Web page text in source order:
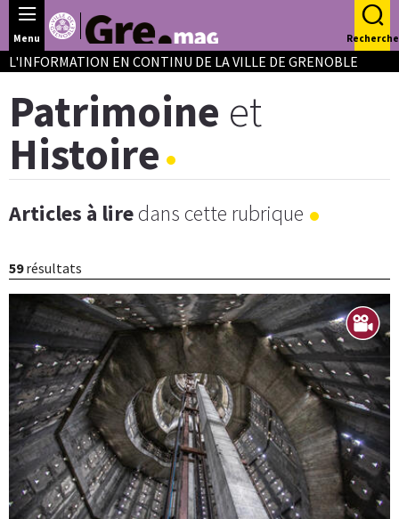
Panneau de gestion des cookies
Menu Recherche
L'INFORMATION EN CONTINU DE LA VILLE DE GRENOBLE
Patrimoine et
Histoire
Articles à liredans cette rubrique
59résultats